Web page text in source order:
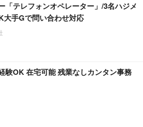
「テレフォンオペレーター」/3名ハジメ
大手Gで問い合わせ対応
験OK 在宅可能 残業なしカンタン事務